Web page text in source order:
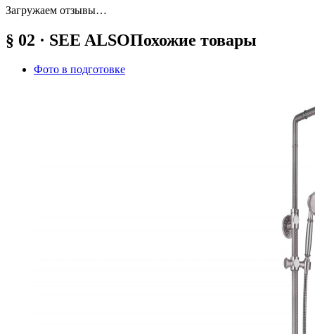
Загружаем отзывы…
§ 02 · SEE ALSOПохожие товары
Фото в подготовке